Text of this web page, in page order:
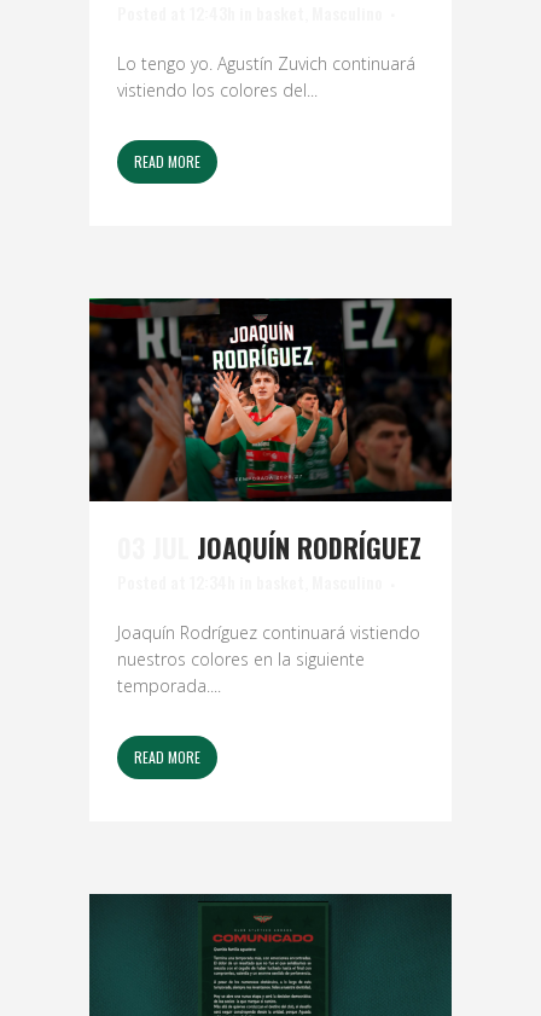
Lo tengo yo. Agustín Zuvich continuará
vistiendo los colores del...
READ MORE
JOAQUÍN RODRÍGUEZ
Joaquín Rodríguez continuará vistiendo
nuestros colores en la siguiente
temporada....
READ MORE